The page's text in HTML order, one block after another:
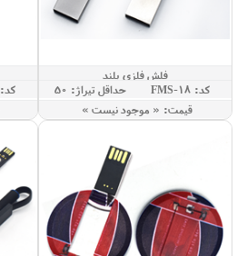
فلش فلزی بلند
کد: FMS-18
حداقل تيراژ: 50
قيمت: « موجود نيست »
کد: UC-100